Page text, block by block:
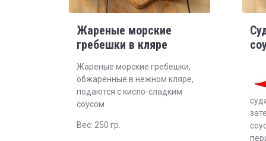
Жареные морские
гребешки в кляре
Жареные морские гребешки,
обжаренные в нежном кляре,
подаются с кисло-сладким
соусом
Вес: 250 гр.